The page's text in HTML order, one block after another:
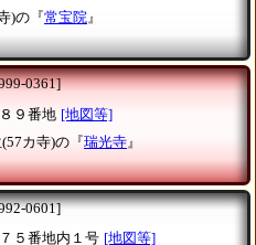
)の『常宝院』
0361]
９番地 [地図等]
カ寺)の『瑞光寺 』
0601]
５番地内１号 [地図等]